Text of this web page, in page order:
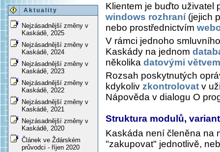
Aktuality
Nejzásadnější změny v
Kaskádě, 2025
Nejzásadnější změny v
Kaskádě, 2024
Nejzásadnější změny v
Kaskádě, 2023
Nejzásadnější změny v
Kaskádě, 2022
Nejzásadnější změny v
Kaskádě, 2021
Nejzásadnější změny v
Kaskádě, 2020
Článek ve Ždárském
průvodci - říjen 2020
Klientem je buďto uživatel
windows rozhraní(jejich
nebo prostřednictvím
V rámci jednoho
Kaskády na jednom
několika datovými
Rozsah poskytnutých
kdykoliv zkontrolovat v
Nápověda v dialogu O
Struktura modulů,
Kaskáda není členěna na
"zakupovat" jednotlivě,